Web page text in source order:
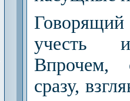
учесть и
Впрочем,
сразу,